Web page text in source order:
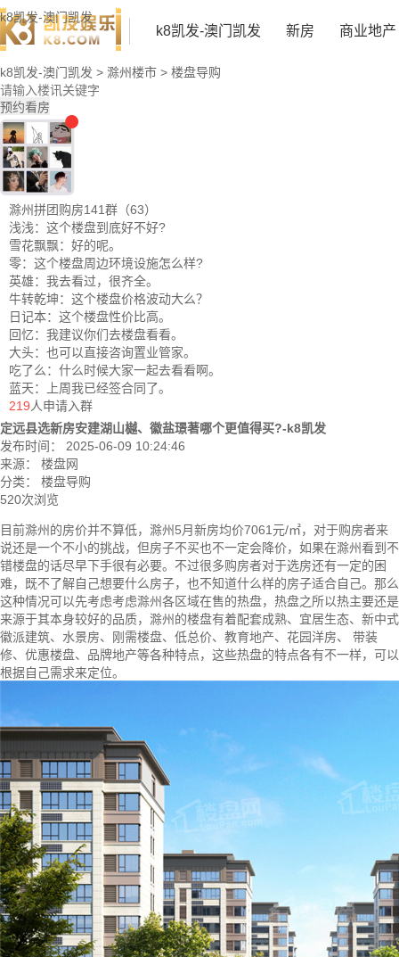
k8凯发-澳门凯发
k8凯发-澳门凯发 新房 商业地产
k8凯发-澳门凯发 > 滁州楼市 > 楼盘导购
预约看房
滁州拼团购房141群（63）
浅浅：这个楼盘到底好不好?
雪花飘飘：好的呢。
零：这个楼盘周边环境设施怎么样?
英雄：我去看过，很齐全。
牛转乾坤：这个楼盘价格波动大么？
日记本：这个楼盘性价比高。
回忆：我建议你们去楼盘看看。
大头：也可以直接咨询置业管家。
吃了么：什么时候大家一起去看看啊。
蓝天：上周我已经签合同了。
219人申请入群
定远县选新房安建湖山樾、徽盐璟著哪个更值得买?-k8凯发
发布时间： 2025-06-09 10:24:46
来源： 楼盘网
分类： 楼盘导购
520次浏览
目前滁州的房价并不算低，滁州5月新房均价7061元/㎡，对于购房者来
说还是一个不小的挑战，但房子不买也不一定会降价，如果在滁州看到不
错楼盘的话尽早下手很有必要。不过很多购房者对于选房还有一定的困
难，既不了解自己想要什么房子，也不知道什么样的房子适合自己。那么
这种情况可以先考虑考虑滁州各区域在售的热盘，热盘之所以热主要还是
来源于其本身较好的品质，滁州的楼盘有着配套成熟、宜居生态、新中式
徽派建筑、水景房、刚需楼盘、低总价、教育地产、花园洋房、 带装
修、优惠楼盘、品牌地产等各种特点，这些热盘的特点各有不一样，可以
根据自己需求来定位。